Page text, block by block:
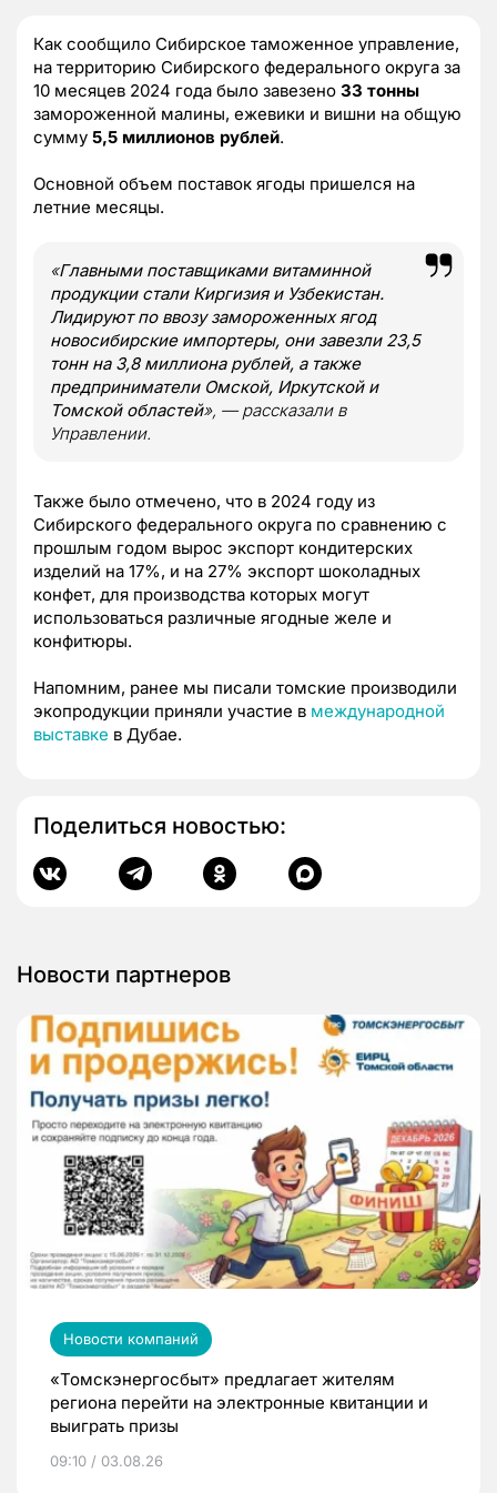
Как сообщило Сибирское таможенное управление,
на территорию Сибирского федерального округа за
10 месяцев 2024 года было завезено 33 тонны
замороженной малины, ежевики и вишни на общую
сумму 5,5 миллионов рублей.
Основной объем поставок ягоды пришелся на
летние месяцы.
«Главными поставщиками витаминной
продукции стали Киргизия и Узбекистан.
Лидируют по ввозу замороженных ягод
новосибирские импортеры, они завезли 23,5
тонн на 3,8 миллиона рублей, а также
предприниматели Омской, Иркутской и
Томской областей», — рассказали в
Управлении.
Также было отмечено, что в 2024 году из
Сибирского федерального округа по сравнению с
прошлым годом вырос экспорт кондитерских
изделий на 17%, и на 27% экспорт шоколадных
конфет, для производства которых могут
использоваться различные ягодные желе и
конфитюры.
Напомним, ранее мы писали томские производили
экопродукции приняли участие в международной
выставке в Дубае.
Поделиться новостью:
Новости партнеров
Новости компаний
«Томскэнергосбыт» предлагает жителям
региона перейти на электронные квитанции и
выиграть призы
09:10 / 03.08.26